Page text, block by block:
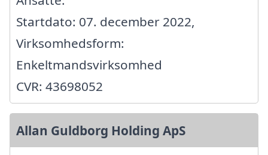
Startdato: 07. december 2022,
Virksomhedsform:
Enkeltmandsvirksomhed
CVR: 43698052
Allan Guldborg Holding ApS